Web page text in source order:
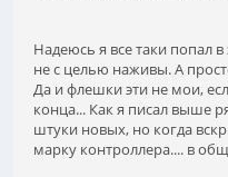
Надеюсь я все таки попал
не с целью наживы. А
Да и флешки эти не мои,
конца... Как я писал выше
штуки новых, но когда
марку контроллера.... в